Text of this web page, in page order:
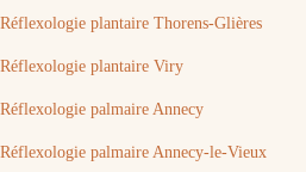
Réflexologie plantaire Thorens-Glières
Réflexologie plantaire Viry
Réflexologie palmaire Annecy
Réflexologie palmaire Annecy-le-Vieux